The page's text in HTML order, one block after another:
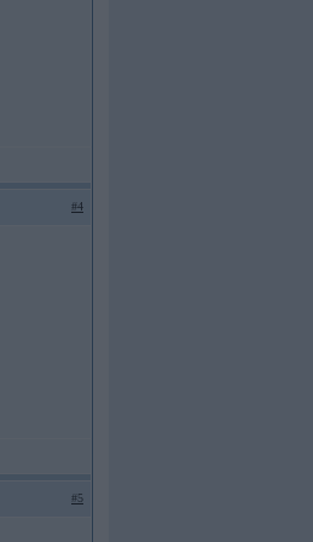
#4
#5